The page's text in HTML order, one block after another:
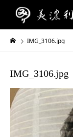
IMG_3106.jpg
IMG_3106.jpg